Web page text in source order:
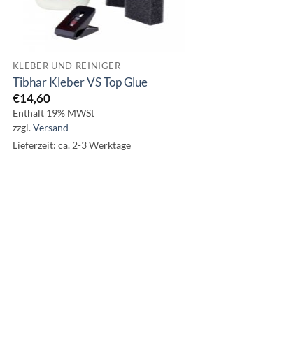
KLEBER UND REINIGER
Tibhar Kleber VS Top Glue
€14,60
Enthält 19% MWSt
zzgl.Versand
Lieferzeit: ca. 2-3 Werktage